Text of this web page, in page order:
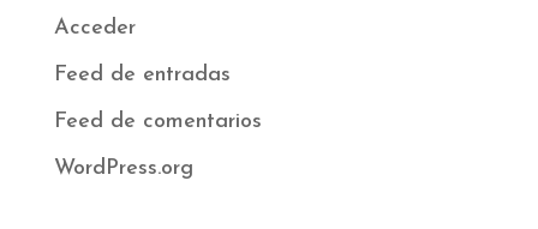
Acceder
Feed de entradas
Feed de comentarios
WordPress.org